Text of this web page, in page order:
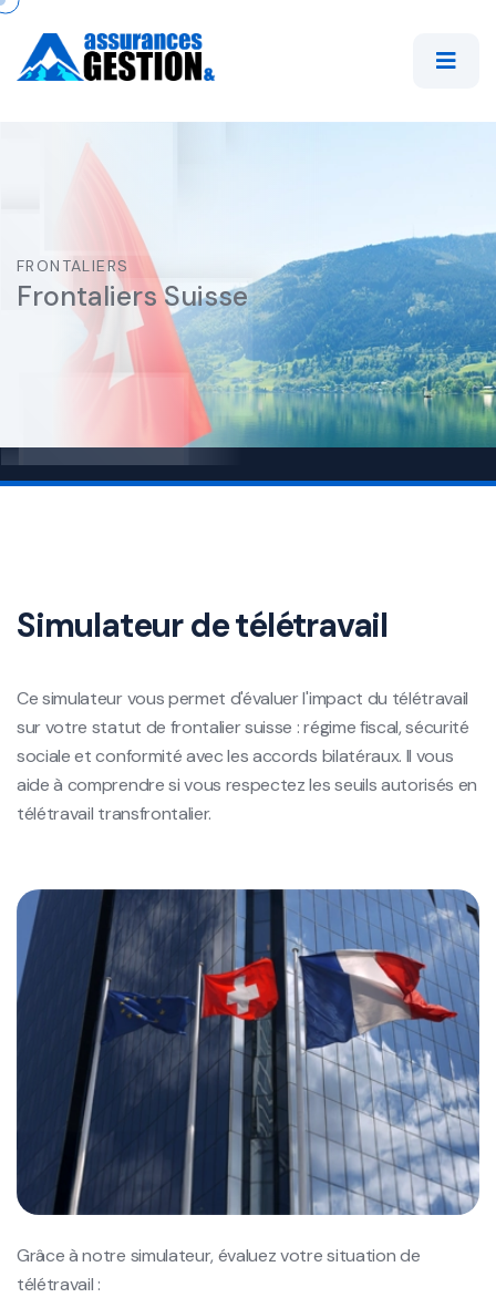
FRONTALIERS
Frontaliers Suisse
Simulateur de télétravail
Ce simulateur vous permet d'évaluer l'impact du télétravail
sur votre statut de frontalier suisse : régime fiscal, sécurité
sociale et conformité avec les accords bilatéraux. Il vous
aide à comprendre si vous respectez les seuils autorisés en
télétravail transfrontalier.
Grâce à notre simulateur, évaluez votre situation de
télétravail :